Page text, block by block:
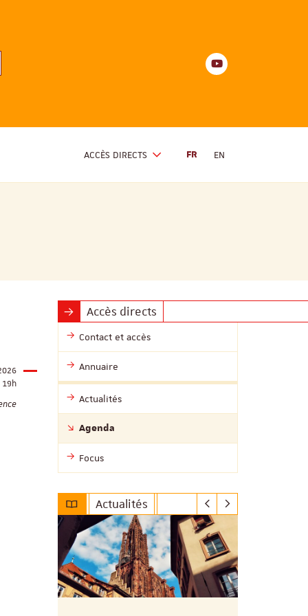
Youtube
ACCÈS DIRECTS FR EN
19h
Accès directs
Contact et accès
Annuaire
Actualités
Agenda
Focus
Actualités